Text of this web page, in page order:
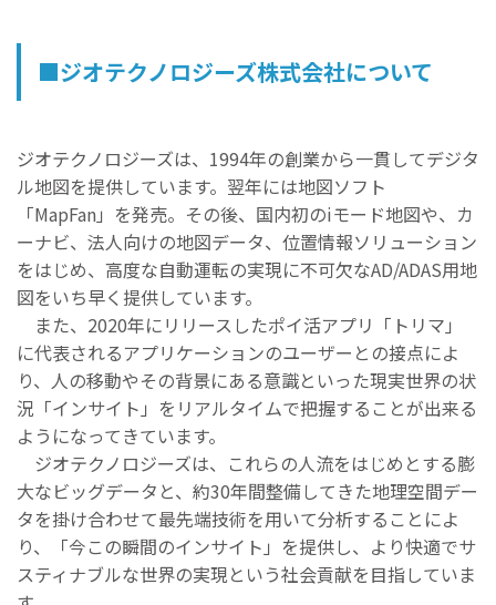
■ジオテクノロジーズ株式会社について
ジオテクノロジーズは、1994年の創業から一貫してデジタ
ル地図を提供しています。翌年には地図ソフト
「MapFan」を発売。その後、国内初のiモード地図や、カ
ーナビ、法人向けの地図データ、位置情報ソリューション
をはじめ、高度な自動運転の実現に不可欠なAD/ADAS用地
図をいち早く提供しています。
また、2020年にリリースしたポイ活アプリ「トリマ」
に代表されるアプリケーションのユーザーとの接点によ
り、人の移動やその背景にある意識といった現実世界の状
況「インサイト」をリアルタイムで把握することが出来る
ようになってきています。
ジオテクノロジーズは、これらの人流をはじめとする膨
大なビッグデータと、約30年間整備してきた地理空間デー
タを掛け合わせて最先端技術を用いて分析することによ
り、「今この瞬間のインサイト」を提供し、より快適でサ
スティナブルな世界の実現という社会貢献を目指していま